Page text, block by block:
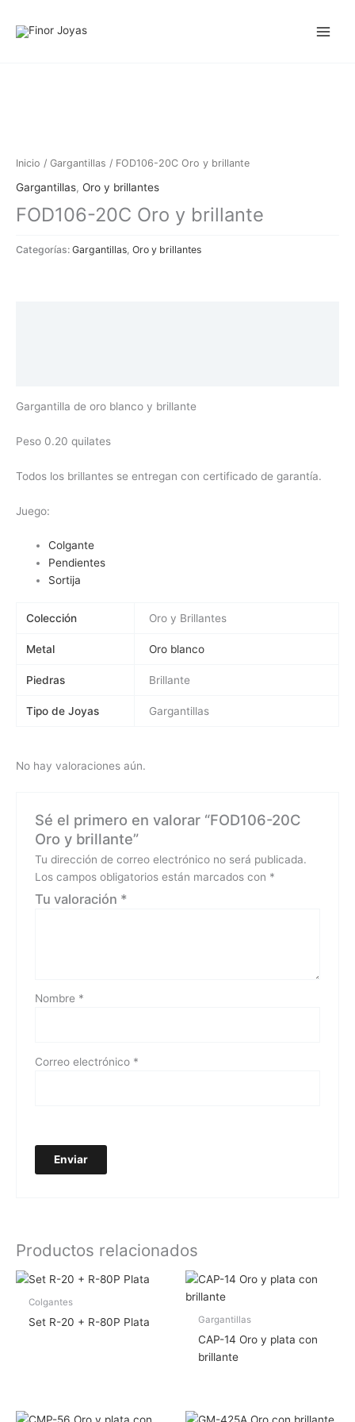
Inicio / Gargantillas / FOD106-20C Oro y brillante
Gargantillas, Oro y brillantes
FOD106-20C Oro y brillante
Categorías: Gargantillas Oro y brillantes
Gargantilla de oro blanco y brillante
Peso 0.20 quilates
Todos los brillantes se entregan con certificado de garantía.
Juego:
Colgante
Pendientes
Sortija
Colección Oro y Brillantes
Metal Oro blanco
Piedras Brillante
Tipo de Joyas Gargantillas
No hay valoraciones aún.
Sé el primero en valorar “FOD106-20C
Oro y brillante”
Tu dirección de correo electrónico no será publicada.
Los campos obligatorios están marcados con *
Tu valoración *
Nombre *
Correo electrónico *
Productos relacionados
Colgantes
Set R-20 + R-80P Plata Gargantillas
CAP-14 Oro y plata con
brillante